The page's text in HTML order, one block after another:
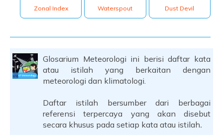
Zonal Index Waterspout Dust Devil
Glosarium Meteorologi ini berisi daftar kata
atau istilah yang berkaitan dengan
meteorologi dan klimatologi.
Daftar istilah bersumber dari berbagai
referensi terpercaya yang akan disebut
secara khusus pada setiap kata atau istilah.